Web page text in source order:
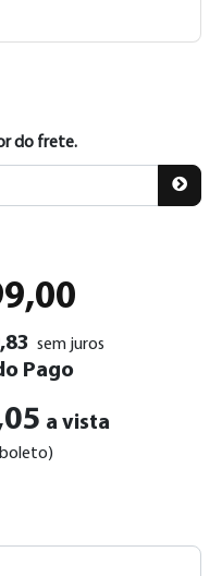
do frete.
sem juros
Pago
a vista